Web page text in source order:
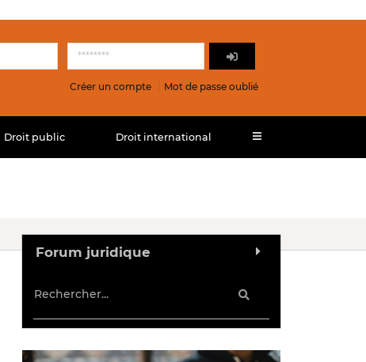
Créer un compte Mot de passe oublié
Droit public Droit international
Forum juridique